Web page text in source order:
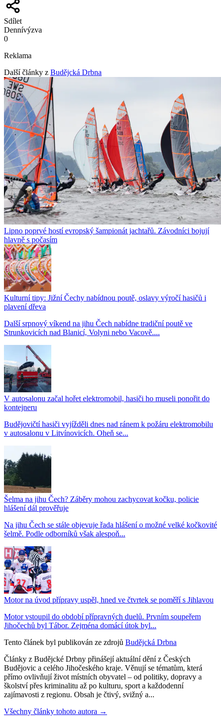
Sdílet
Dennívýzva
0
Reklama
Další články z Budějcká Drbna
Lipno poprvé hostí evropský šampionát jachtařů. Závodníci bojují
hlavně s počasím
Kulturní tipy: Jižní Čechy nabídnou poutě, oslavy výročí hasičů i
plavení dřeva
Další srpnový víkend na jihu Čech nabídne tradiční poutě ve
Strunkovicích nad Blanicí, Volyni nebo Vacově....
V autosalonu začal hořet elektromobil, hasiči ho museli ponořit do
kontejneru
Budějovičtí hasiči vyjížděli dnes nad ránem k požáru elektromobilu
v autosalonu v Litvínovicích. Oheň se...
Šelma na jihu Čech? Záběry mohou zachycovat kočku, policie
hlášení dál prověřuje
Na jihu Čech se stále objevuje řada hlášení o možné velké kočkovité
šelmě. Podle odborníků však alespoň...
Motor na úvod přípravy uspěl, hned ve čtvrtek se poměří s Jihlavou
Motor vstoupil do období přípravných duelů. Prvním soupeřem
Jihočechů byl Tábor. Zejména domácí útok byl...
Tento článek byl publikován ze zdrojů Budějcká Drbna
Články z Budějcké Drbny přinášejí aktuální dění z Českých
Budějovic a celého Jihočeského kraje. Věnují se tématům, která
přímo ovlivňují život místních obyvatel – od politiky, dopravy a
školství přes kriminalitu až po kulturu, sport a každodenní
zajímavosti z regionu. Obsah je čtivý, svižný a...
Všechny články tohoto autora →